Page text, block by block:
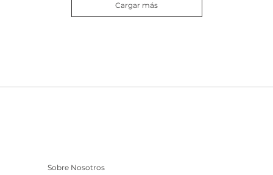
Cargar más
Sobre Nosotros